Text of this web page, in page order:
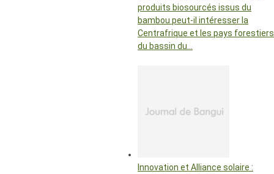
produits biosourcés issus du
bambou peut-il intéresser la
Centrafrique et les pays forestiers
du bassin du…
Innovation et Alliance solaire :